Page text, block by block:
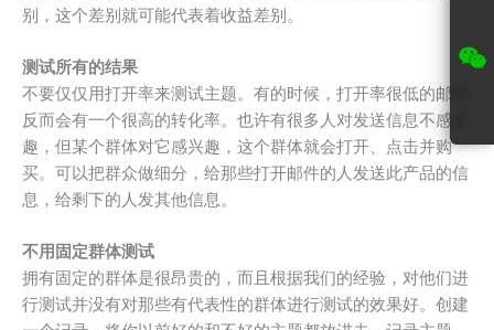
别，这个差别就可能代表着收益差别。
测试所有的结果
不要仅仅用打开率来测试主题。有的时候，打开率很低的邮件
反而会有一个很高的转化率。也许有很多人对发送信息不感兴
趣，但某个群体对它感兴趣，这个群体就会打开、点击并购
买。可以把群众做细分，给那些打开邮件的人发送此产品的信
息，给剩下的人发其他信息。
不用固定群体测试
拥有固定的群体是很昂贵的，而且根据我们的经验，对他们进
行测试并没有对那些有代表性的群体进行测试的效果好。创建